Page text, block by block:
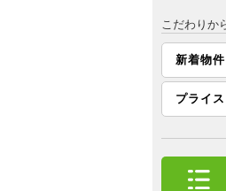
こだわりか
新着物件
プライ